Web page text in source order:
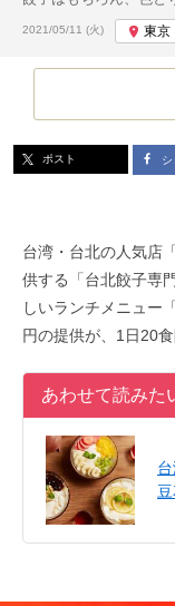
投稿日:
2021/05/11 (火) 東京
ポスト シ
台湾・台北の人気店
供する「台北餃子専
しいランチメニュー
円の提供が、1日20
あわせて読みた